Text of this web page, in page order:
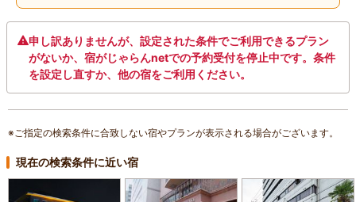
申し訳ありませんが、設定された条件でご利用できるプラン
がないか、宿がじゃらんnetでの予約受付を停止中です。条件
を設定し直すか、他の宿をご利用ください。
※ご指定の検索条件に合致しない宿やプランが表示される場合がございます。
現在の検索条件に近い宿